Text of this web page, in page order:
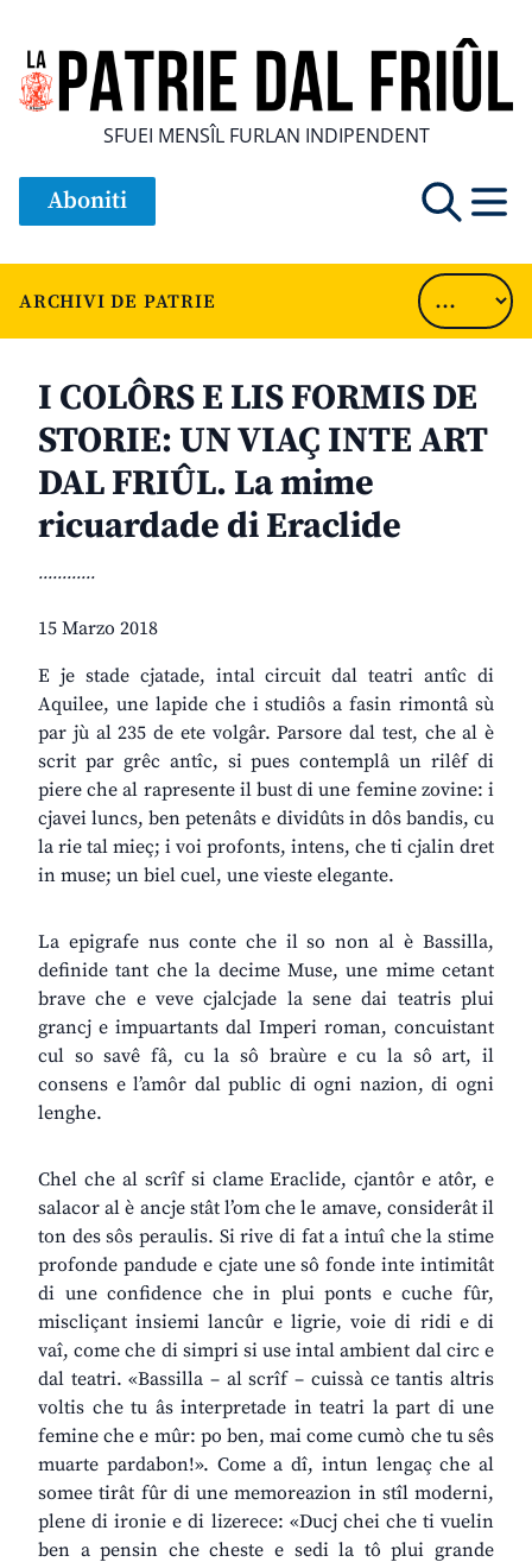
SFUEI MENSÎL FURLAN INDIPENDENT
Aboniti
ARCHIVI DE PATRIE
I COLÔRS E LIS FORMIS DE
STORIE: UN VIAÇ INTE ART
DAL FRIÛL. La mime
ricuardade di Eraclide
............
15 Marzo 2018
E je stade cjatade, intal circuit dal teatri antîc di
Aquilee, une lapide che i studiôs a fasin rimontâ sù
par jù al 235 de ete volgâr. Parsore dal test, che al è
scrit par grêc antîc, si pues contemplâ un rilêf di
piere che al rapresente il bust di une femine zovine: i
cjavei luncs, ben petenâts e dividûts in dôs bandis, cu
la rie tal mieç; i voi profonts, intens, che ti cjalin dret
in muse; un biel cuel, une vieste elegante.
La epigrafe nus conte che il so non al è Bassilla,
definide tant che la decime Muse, une mime cetant
brave che e veve cjalcjade la sene dai teatris plui
grancj e impuartants dal Imperi roman, concuistant
cul so savê fâ, cu la sô braùre e cu la sô art, il
consens e l’amôr dal public di ogni nazion, di ogni
lenghe.
Chel che al scrîf si clame Eraclide, cjantôr e atôr, e
salacor al è ancje stât l’om che le amave, considerât il
ton des sôs peraulis. Si rive di fat a intuî che la stime
profonde pandude e cjate une sô fonde inte intimitât
di une confidence che in plui ponts e cuche fûr,
miscliçant insiemi lancûr e ligrie, voie di ridi e di
vaî, come che di simpri si use intal ambient dal circ e
dal teatri. «Bassilla – al scrîf – cuissà ce tantis altris
voltis che tu âs interpretade in teatri la part di une
femine che e mûr: po ben, mai come cumò che tu sês
muarte pardabon!». Come a dî, intun lengaç che al
somee tirât fûr di une memoreazion in stîl moderni,
plene di ironie e di lizerece: «Ducj chei che ti vuelin
ben a pensin che cheste e sedi la tô plui grande